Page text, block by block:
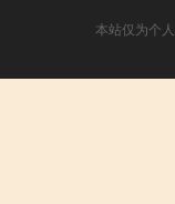
本站仅为个